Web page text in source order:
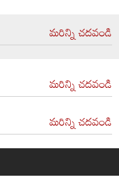
మరిన్ని చదవండి
మరిన్ని చదవండి
మరిన్ని చదవండి